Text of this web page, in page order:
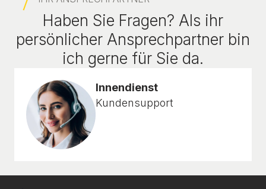
Haben Sie Fragen? Als ihr
persönlicher Ansprechpartner bin
ich gerne für Sie da.
Innendienst
Kundensupport